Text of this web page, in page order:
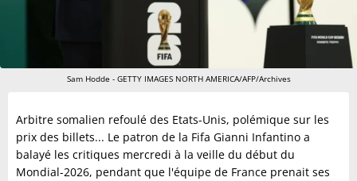
Sam Hodde - GETTY IMAGES NORTH AMERICA/AFP/Archives
Arbitre somalien refoulé des Etats-Unis, polémique sur les
prix des billets... Le patron de la Fifa Gianni Infantino a
balayé les critiques mercredi à la veille du début du
Mondial-2026, pendant que l'équipe de France prenait ses